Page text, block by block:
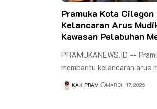
Pramuka Kota
Kelancaran Arus
Kawasan Pelabuhan
PRAMUKANEWS.ID --
membantu kelancaran arus
KAK PRAM MARCH 17, 2026